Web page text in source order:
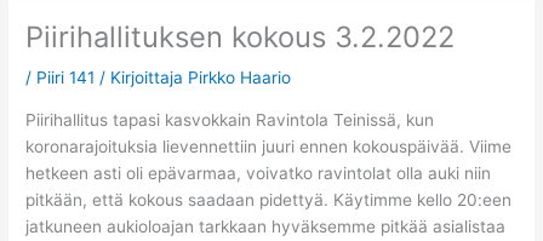
Piirihallituksen kokous 3.2.2022
/ Piiri 141 / Kirjoittaja Pirkko Haario
Piirihallitus tapasi kasvokkain Ravintola Teinissä, kun
koronarajoituksia lievennettiin juuri ennen kokouspäivää. Viime
hetkeen asti oli epävarmaa, voivatko ravintolat olla auki niin
pitkään, että kokous saadaan pidettyä. Käytimme kello 20:een
jatkuneen aukioloajan tarkkaan hyväksemme pitkää asialistaa